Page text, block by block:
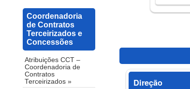
Coordenadoria
de Contratos
Terceirizados e
Concessões
Atribuições CCT –
Coordenadoria de
Contratos
Terceirizados »
Direção